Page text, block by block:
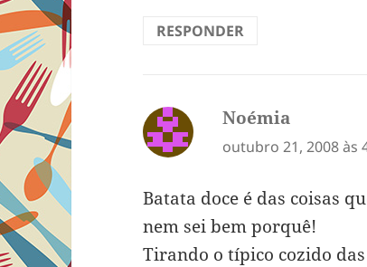
RESPONDER
Noémia
outubro 21, 2008 às
Batata doce é das coisas
nem sei bem porquê!
Tirando o típico cozido